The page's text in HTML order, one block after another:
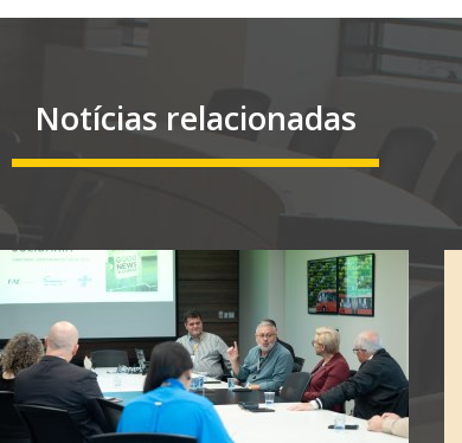
Notícias relacionadas